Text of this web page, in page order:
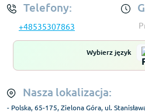
Telefony:
+48535307863
Wybierz język
Nasza lokalizacja:
- Polska, 65-175, Zielona Góra, ul.